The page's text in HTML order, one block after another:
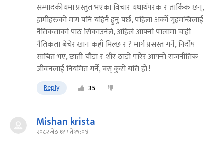
सम्पादकीयमा प्रस्तुत भएका विचार यथार्थपरक र तार्किक छन्,
हामीहरुको माग पनि यहिनै हुनु पर्छ, पहिला अर्को गृहमन्त्रिलाई
नैतिकताको पाठ सिकाउनेले, अहिले आफ्नो पालामा चाही
नैतिकता बेचेर खान कहाँ मिल्छ र ? मार्ग प्रसस्त गर्ने, निर्दोष
साबित भए, छाती चौडा र शीर ठाडो पारेर आफ्नो राजनीतिक
जीवनलाई नियमित गर्ने, बस् कुरो यत्ति हो !
Reply 35
Mishan krista
२०८२ जेठ ११ गते १९:०४